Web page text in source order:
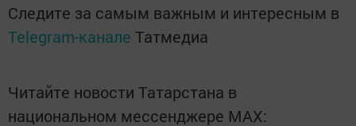
Следите за самым важным и интересным в
Telegram-канале Татмедиа
Читайте новости Татарстана в
национальном мессенджере MАХ: